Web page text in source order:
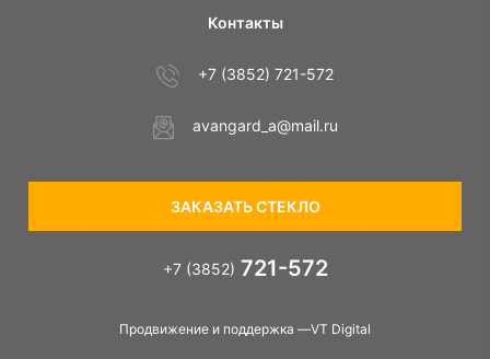
Продвижение и поддержка —VT Digital
Контакты
+7 (3852) 721-572
avangard_a@mail.ru
ЗАКАЗАТЬ СТЕКЛО
+7 (3852) 721-572